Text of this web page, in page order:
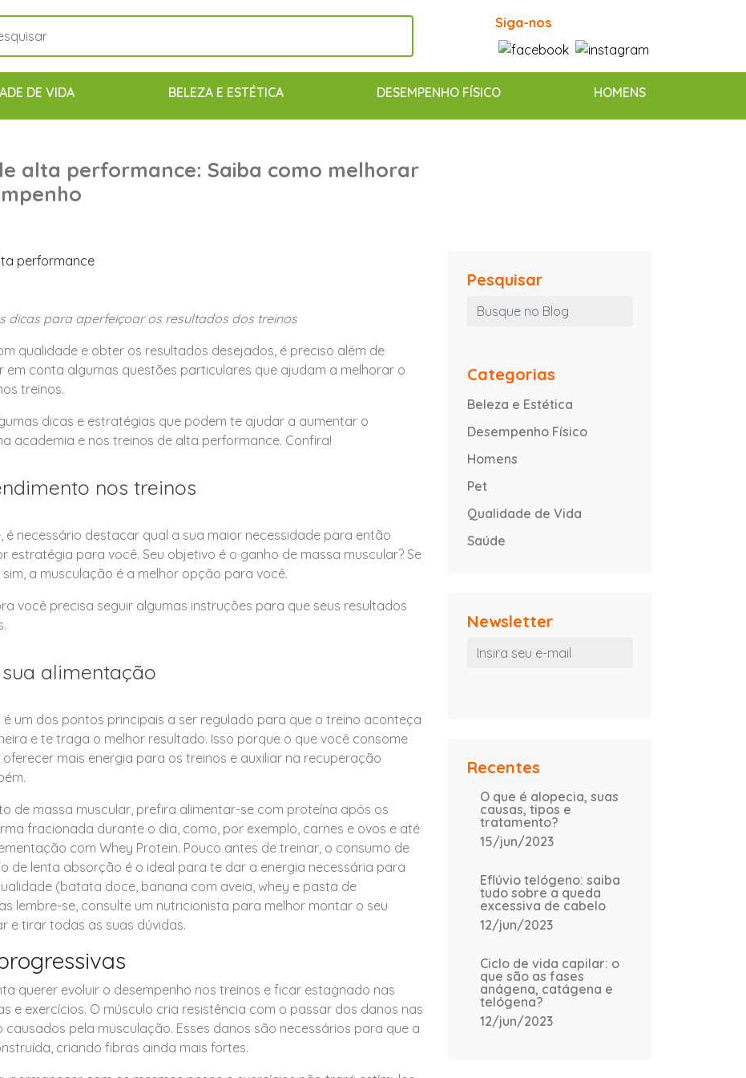
Siga-nos
DE VIDA BELEZA E ESTÉTICA DESEMPENHO FÍSICO HOMENS
alta performance: Saiba como melhorar
dicas para aperfeiçoar os resultados dos treinos
qualidade e obter os resultados desejados, é preciso além de
em conta algumas questões particulares que ajudam a melhorar o
treinos.
dicas e estratégias que podem te ajudar a aumentar o
academia e nos treinos de alta performance. Confira!
nos treinos
é necessário destacar qual a sua maior necessidade para então
estratégia para você. Seu objetivo é o ganho de massa muscular? Se
a musculação é a melhor opção para você.
você precisa seguir algumas instruções para que seus resultados
alimentação
um dos pontos principais a ser regulado para que o treino aconteça
e te traga o melhor resultado. Isso porque o que você consome
mais energia para os treinos e auxiliar na recuperação
de massa muscular, prefira alimentar-se com proteína após os
fracionada durante o dia, como, por exemplo, carnes e ovos e até
com Whey Protein. Pouco antes de treinar, o consumo de
de lenta absorção é o ideal para te dar a energia necessária para
(batata doce, banana com aveia, whey e pasta de
lembre-se, consulte um nutricionista para melhor montar o seu
e tirar todas as suas dúvidas.
querer evoluir o desempenho nos treinos e ficar estagnado nas
e exercícios. O músculo cria resistência com o passar dos danos nas
causados pela musculação. Esses danos são necessários para que a
criando fibras ainda mais fortes.
Pesquisar
Categorias
Beleza e Estética
Desempenho Físico
Homens
Pet
Qualidade de Vida
Saúde
Newsletter
Recentes
O que é alopecia, suas
causas, tipos e
tratamento?
15/jun/2023
Eflúvio telógeno: saiba
tudo sobre a queda
excessiva de cabelo
12/jun/2023
Ciclo de vida capilar: o
que são as fases
anágena, catágena e
telógena?
12/jun/2023